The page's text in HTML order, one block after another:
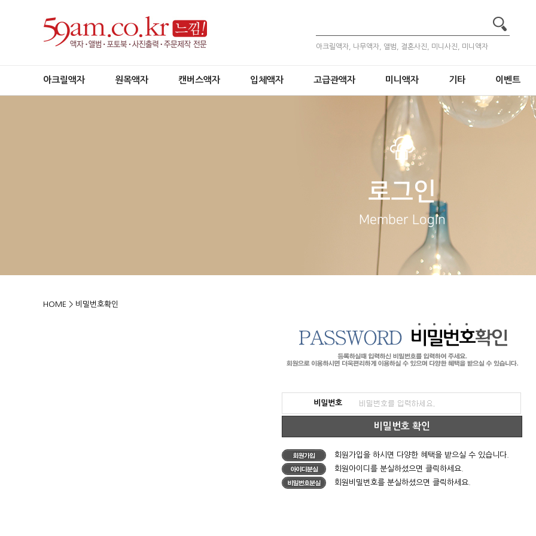
아크릴액자, 나무액자, 앨범, 결혼사진, 미니사진, 미니액자
아크릴액자 원목액자 캔버스액자 입체액자 고급관액자 미니액자 기타 이벤트
로그인
Member Login
HOME > 비밀번호확인
비밀번호
비밀번호 확인
회원가입을 하시면 다양한 혜택을 받으실 수 있습니다.
회원아이디를 분실하셨으면 클릭하세요.
회원비밀번호를 분실하셨으면 클릭하세요.